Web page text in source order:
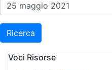
Ricerca
Voci Risorse